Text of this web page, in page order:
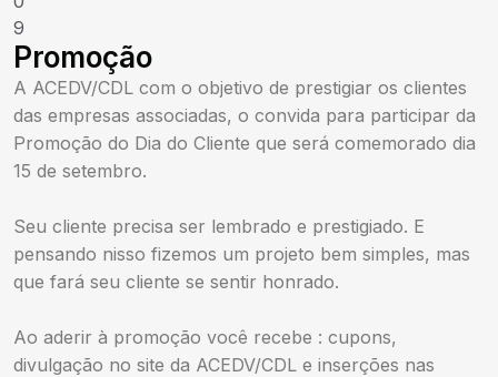
9
Promoção
A ACEDV/CDL com o objetivo de prestigiar os clientes
das empresas associadas, o convida para participar da
Promoção do Dia do Cliente que será comemorado dia
15 de setembro.
Seu cliente precisa ser lembrado e prestigiado. E
pensando nisso fizemos um projeto bem simples, mas
que fará seu cliente se sentir honrado.
Ao aderir à promoção você recebe : cupons,
divulgação no site da ACEDV/CDL e inserções nas